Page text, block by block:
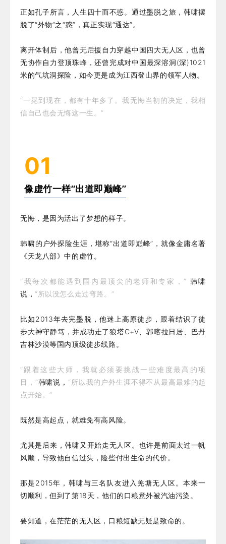
正如孔子所言，人生四十而不惑。通过墨脱之旅，韩啸摆
脱了“外物”之“惑”，真正实现“通达”。
离开体制后，他曾无后援自力穿越中国四大无人区，也曾
无协作自力登顶珠峰，还曾完成对中国最深溶洞(深)1021
米的气坑洞探险，如今更是成为江西登山界的领军人物。
“一晃到现在，都有十年多了。我无悔当初的决定，我相
信自己也会无悔这一生。”
01
像虚竹一样“出道即巅峰”
无悔，是因为活出了梦想的样子。
韩啸的户外探险生涯，堪称“出道即巅峰”，就像金庸名著
《天龙八部》中的虚竹。
“我每次都能遇到国内最顶尖的老师和专家，” 韩啸
说，“所以没怎么走过弯路。”
比如2013年去完墨脱，他迷上高原徒步，跟着结识了徒
步大神守静笃，并成功走了狼塔C+V、郭喀拉日居、巴丹
吉林沙漠等国内顶级徒步线路。
“跟着这些大师，我就必须要挑战一些难度最高的项
目，”韩啸说，“所以我的户外生涯不得不从最高最难的起
点开始。”
既然是高起点，就难免有高风险。
尤其是后来，韩啸又开始走无人区。也许是前面太过一帆
风顺，导致他自信过头，险些付出生命的代价。
那是2015年，韩啸与三名队友进入羌塘无人区。本来一
切顺利，但到了第18天，他们的口粮意外被汽油污染。
要知道，在茫茫的无人区，口粮短缺无疑是致命的。